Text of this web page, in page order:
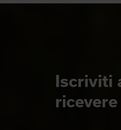
Iscriviti